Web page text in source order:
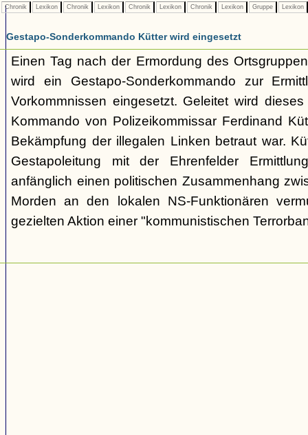
Chronik Lexikon Chronik Lexikon Chronik Lexikon Chronik Lexikon Gruppe Lexikon
Gestapo-Sonderkommando Kütter wird eingesetzt
Einen Tag nach der Ermordung des
wird ein Gestapo-Sonderkommando zur
Vorkommnissen eingesetzt. Geleitet wird
Kommando von Polizeikommissar Ferdinand
Bekämpfung der illegalen Linken betraut war.
Gestapoleitung mit der Ehrenfelder
anfänglich einen politischen Zusammenhang
Morden an den lokalen NS-Funktionären
gezielten Aktion einer "kommunistischen